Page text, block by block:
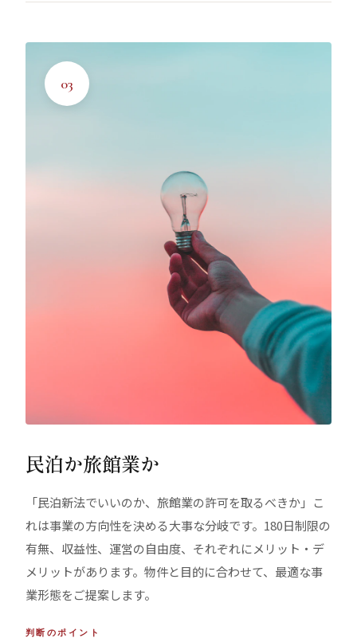
03
民泊か旅館業か
「民泊新法でいいのか、旅館業の許可を取るべきか」こ
れは事業の方向性を決める大事な分岐です。180日制限の
有無、収益性、運営の自由度、それぞれにメリット・デ
メリットがあります。物件と目的に合わせて、最適な事
業形態をご提案します。
判断のポイント